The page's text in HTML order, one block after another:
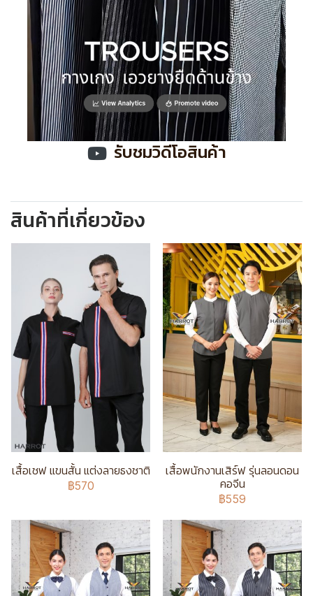
รับชมวิดีโอสินค้า
สินค้าที่เกี่ยวข้อง
เสื้อเชฟ แขนสั้น แต่งลายธงชาติ
฿570
เสื้อพนักงานเสิร์ฟ รุ่นลอนดอน
คอจีน
฿559